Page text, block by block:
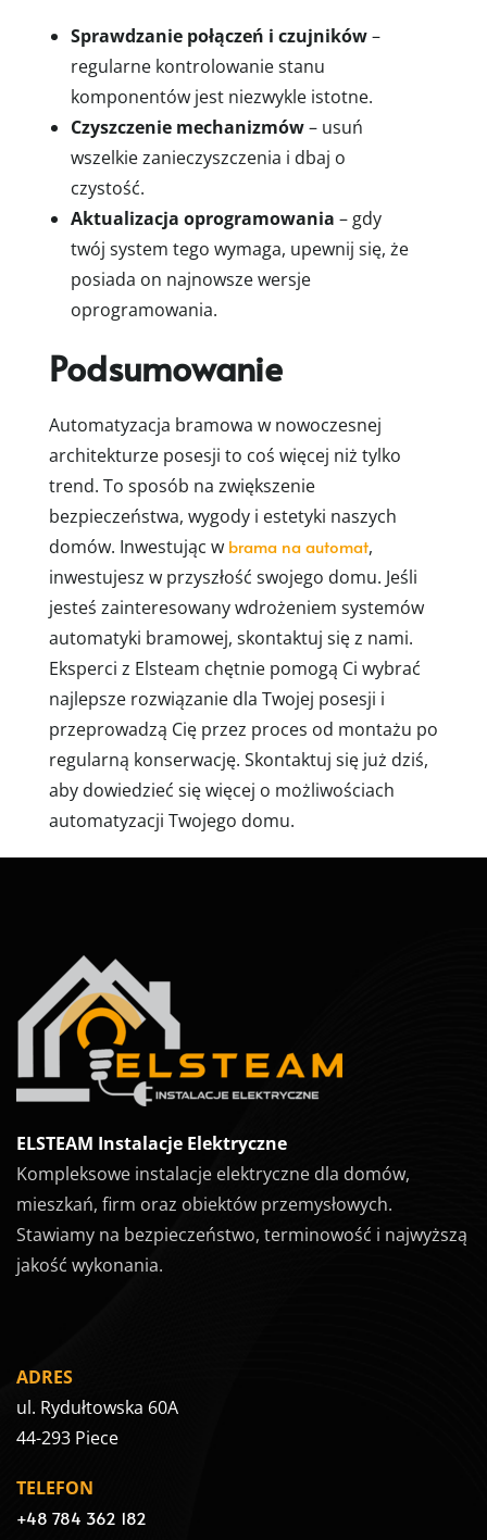
Sprawdzanie połączeń i czujników–
regularne kontrolowanie stanu
komponentów jest niezwykle istotne.
Czyszczenie mechanizmów– usuń
wszelkie zanieczyszczenia i dbaj o
czystość.
Aktualizacja oprogramowania – gdy
twój system tego wymaga, upewnij się, że
posiada on najnowsze wersje
oprogramowania.
Podsumowanie
Automatyzacja bramowa w nowoczesnej
architekturze posesji to coś więcej niż tylko
trend. To sposób na zwiększenie
bezpieczeństwa, wygody i estetyki naszych
domów. Inwestując w brama na automat,
inwestujesz w przyszłość swojego domu. Jeśli
jesteś zainteresowany wdrożeniem systemów
automatyki bramowej, skontaktuj się z nami.
Eksperci z Elsteam chętnie pomogą Ci wybrać
najlepsze rozwiązanie dla Twojej posesji i
przeprowadzą Cię przez proces od montażu po
regularną konserwację. Skontaktuj się już dziś,
aby dowiedzieć się więcej o możliwościach
automatyzacji Twojego domu.
ELSTEAM Instalacje Elektryczne
Kompleksowe instalacje elektryczne dla domów,
mieszkań, firm oraz obiektów przemysłowych.
Stawiamy na bezpieczeństwo, terminowość i najwyższą
jakość wykonania.
ADRES
ul. Rydułtowska 60A
44-293 Piece
TELEFON
+48 784 362 182